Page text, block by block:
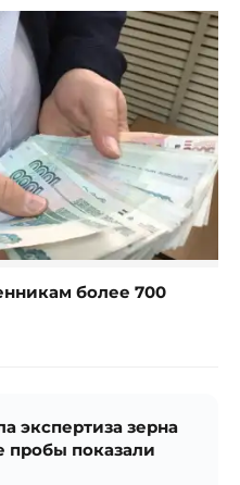
более 700
экспертиза зерна
пробы показали